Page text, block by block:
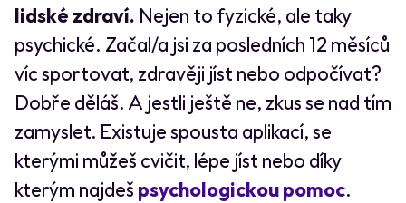
lidské zdraví. Nejen to fyzické, ale taky
psychické. Začal/a jsi za posledních 12 měsíců
víc sportovat, zdravěji jíst nebo odpočívat?
Dobře děláš. A jestli ještě ne, zkus se nad tím
zamyslet. Existuje spousta aplikací, se
kterými můžeš cvičit, lépe jíst nebo díky
kterým najdeš psychologickou pomoc.